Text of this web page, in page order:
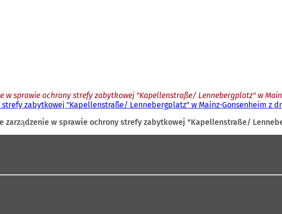
w sprawie ochrony strefy zabytkowej "Kapellenstraße/ Lennebergplatz" w
zabytkowej "Kapellenstraße/ Lennebergplatz" w Mainz-Gonsenheim z
zarządzenie w sprawie ochrony strefy zabytkowej "Kapellenstraße/